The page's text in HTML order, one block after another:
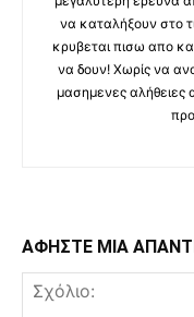
να καταλήξουν στο τι
κρυβεται πισω απο
να δουν! Χωρίς να
μασημενες
ΑΦΗΣΤΕ ΜΙΑ